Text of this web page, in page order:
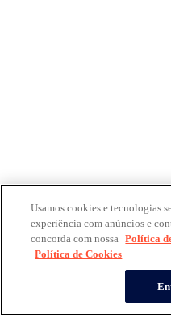
Usamos cookies e tecnologias
experiência com anúncios e
concorda com nossa Política
Política de Cookies